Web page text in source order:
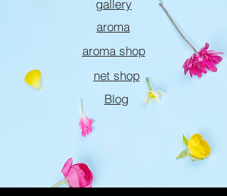
gallery
aroma
net shop
Blog
aroma shop